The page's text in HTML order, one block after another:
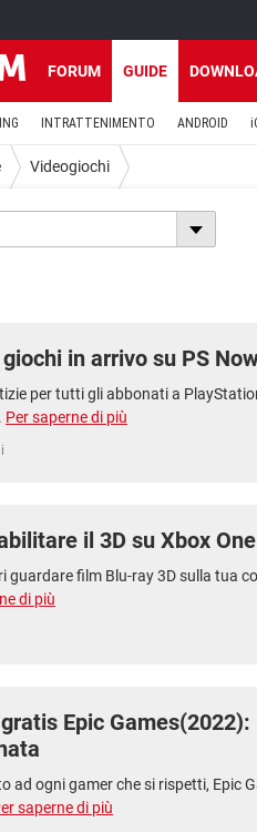
FORUM GUIDE
INTRATTENIMENTO ANDROID
Videogiochi
in arrivo su PS
per tutti gli abbonati a
Per saperne di più
il 3D su Xbox One
guardare film Blu-ray 3D sulla tua
di più
Epic
ad ogni gamer che si rispetti, Epic
saperne di più